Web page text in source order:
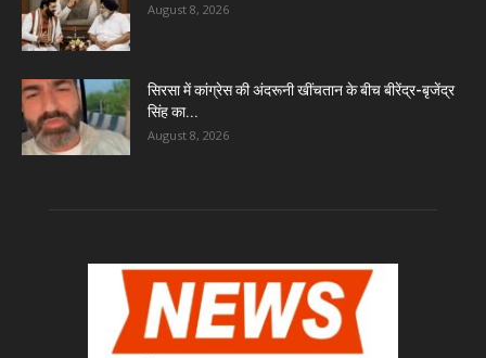
August 8, 2026
सिरसा में कांग्रेस की अंदरूनी खींचतान के बीच बीरेंद्र-बृजेंद्र
सिंह का...
August 8, 2026